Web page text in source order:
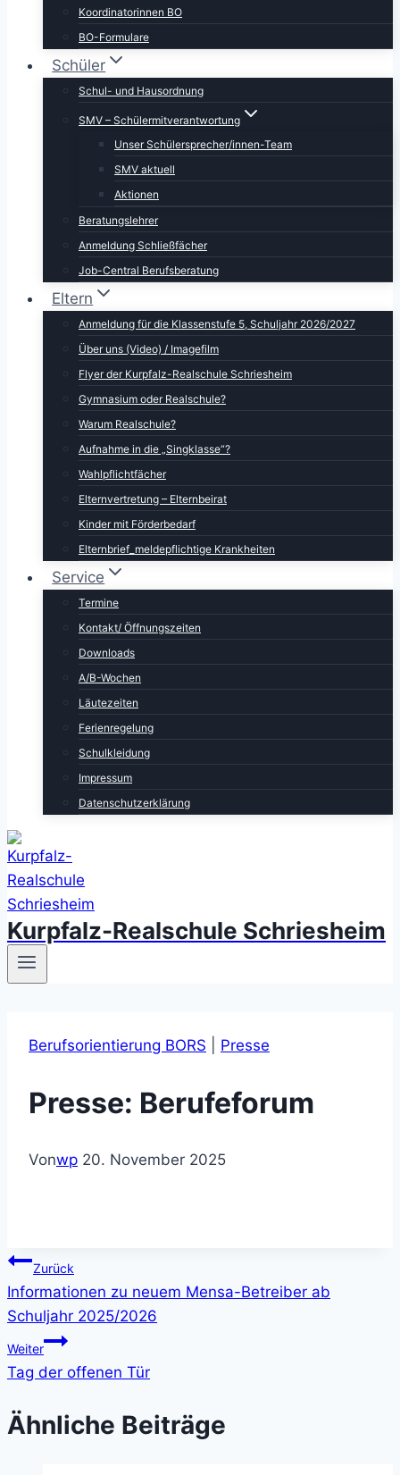
Koordinatorinnen BO
BO-Formulare
Schüler
Schul- und Hausordnung
SMV – Schülermitverantwortung
Unser Schülersprecher/innen-Team
SMV aktuell
Aktionen
Beratungslehrer
Anmeldung Schließfächer
Job-Central Berufsberatung
Eltern
Anmeldung für die Klassenstufe 5, Schuljahr 2026/2027
Über uns (Video) / Imagefilm
Flyer der Kurpfalz-Realschule Schriesheim
Gymnasium oder Realschule?
Warum Realschule?
Aufnahme in die „Singklasse“?
Wahlpflichtfächer
Elternvertretung – Elternbeirat
Kinder mit Förderbedarf
Elternbrief_meldepflichtige Krankheiten
Service
Termine
Kontakt/ Öffnungszeiten
Downloads
A/B-Wochen
Läutezeiten
Ferienregelung
Schulkleidung
Impressum
Datenschutzerklärung
Kurpfalz-Realschule Schriesheim
Berufsorientierung BORS Presse
Presse: Berufeforum
Vonwp 20. November 2025
Beitragsnavigation
Zurück
Informationen zu neuem Mensa-Betreiber ab
Schuljahr 2025/2026
Weiter
Tag der offenen Tür
Ähnliche Beiträge